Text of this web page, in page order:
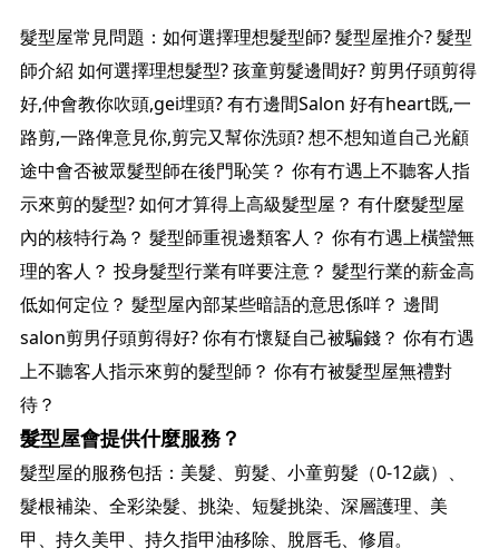
髮型屋常見問題：如何選擇理想髮型師? 髮型屋推介? 髮型
師介紹 如何選擇理想髮型? 孩童剪髮邊間好? 剪男仔頭剪得
好,仲會教你吹頭,gei埋頭? 有冇邊間Salon 好有heart既,一
路剪,一路俾意見你,剪完又幫你洗頭? 想不想知道自己光顧
途中會否被眾髮型師在後門恥笑？ 你有冇遇上不聽客人指
示來剪的髮型? 如何才算得上高級髮型屋？ 有什麼髮型屋
內的核特行為？ 髮型師重視邊類客人？ 你有冇遇上橫蠻無
理的客人？ 投身髮型行業有咩要注意？ 髮型行業的薪金高
低如何定位？ 髮型屋內部某些暗語的意思係咩？ 邊間
salon剪男仔頭剪得好? 你有冇懷疑自己被騙錢？ 你有冇遇
上不聽客人指示來剪的髮型師？ 你有冇被髮型屋無禮對
待？
髮型屋會提供什麼服務？
髮型屋的服務包括：美髮、剪髮、小童剪髮（0-12歲）、
髮根補染、全彩染髮、挑染、短髮挑染、深層護理、美
甲、持久美甲、持久指甲油移除、脫唇毛、修眉。